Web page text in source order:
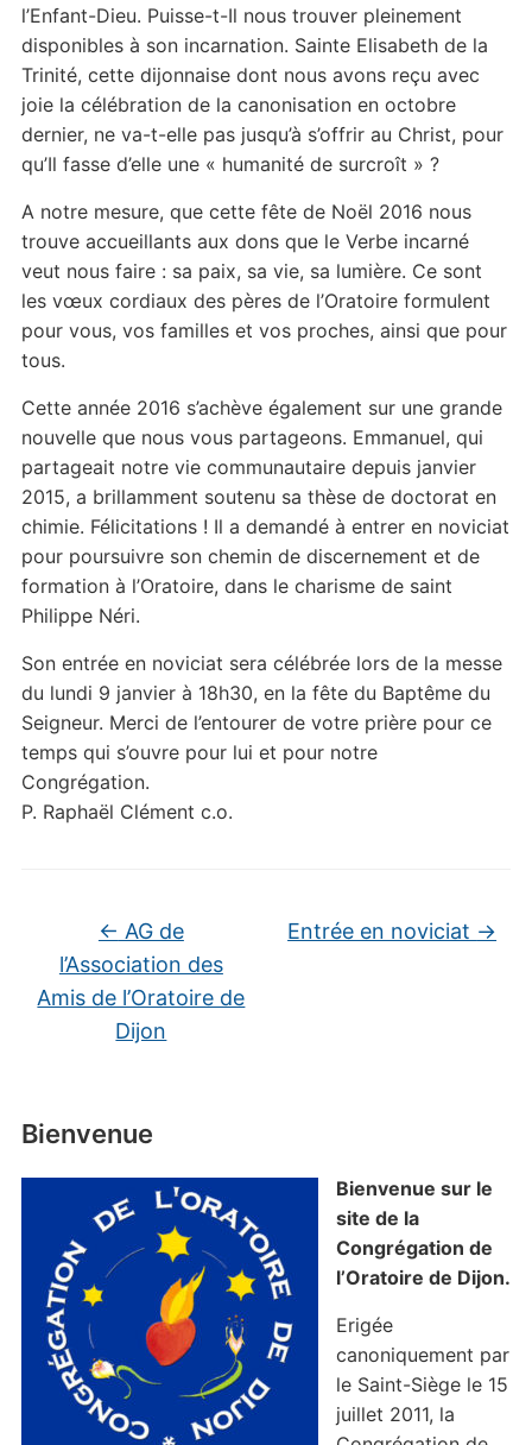
Bienvenue
Bienvenue sur le
site de la
Congrégation de
l’Oratoire de Dijon.
Erigée
canoniquement par
le Saint-Siège le 15
juillet 2011, la
l’Enfant-Dieu. Puisse-t-Il nous trouver pleinement
disponibles à son incarnation. Sainte Elisabeth de la
Trinité, cette dijonnaise dont nous avons reçu avec
joie la célébration de la canonisation en octobre
dernier, ne va-t-elle pas jusqu’à s’offrir au Christ, pour
qu’Il fasse d’elle une « humanité de surcroît » ?
A notre mesure, que cette fête de Noël 2016 nous
trouve accueillants aux dons que le Verbe incarné
veut nous faire : sa paix, sa vie, sa lumière. Ce sont
les vœux cordiaux des pères de l’Oratoire formulent
pour vous, vos familles et vos proches, ainsi que pour
tous.
Cette année 2016 s’achève également sur une grande
nouvelle que nous vous partageons. Emmanuel, qui
partageait notre vie communautaire depuis janvier
2015, a brillamment soutenu sa thèse de doctorat en
chimie. Félicitations ! Il a demandé à entrer en noviciat
pour poursuivre son chemin de discernement et de
formation à l’Oratoire, dans le charisme de saint
Philippe Néri.
Son entrée en noviciat sera célébrée lors de la messe
du lundi 9 janvier à 18h30, en la fête du Baptême du
Seigneur. Merci de l’entourer de votre prière pour ce
temps qui s’ouvre pour lui et pour notre
Congrégation.
P. Raphaël Clément c.o.
← AG de
l’Association des
Amis de l’Oratoire de
Dijon
Entrée en noviciat →